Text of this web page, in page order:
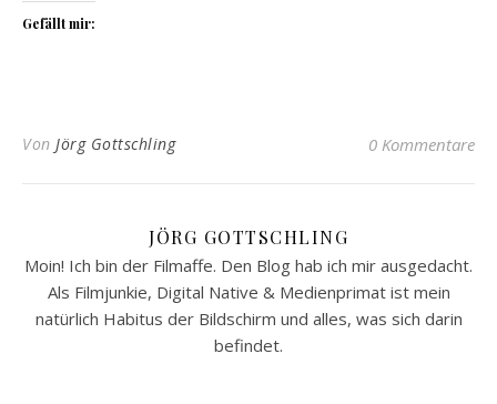
Gefällt mir:
Von Jörg Gottschling 0 Kommentare
JÖRG GOTTSCHLING
Moin! Ich bin der Filmaffe. Den Blog hab ich mir ausgedacht.
Als Filmjunkie, Digital Native & Medienprimat ist mein
natürlich Habitus der Bildschirm und alles, was sich darin
befindet.